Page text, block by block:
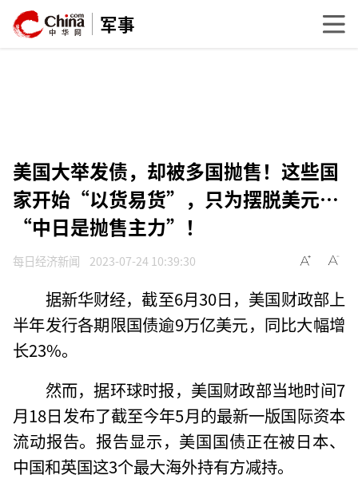
军事
美国大举发债，却被多国抛售！这些国
家开始“以货易货”，只为摆脱美元…
“中日是抛售主力”！
每日经济新闻 2023-07-24 10:39:30
据新华财经，截至6月30日，美国财政部上
半年发行各期限国债逾9万亿美元，同比大幅增
长23%。
然而，据环球时报，美国财政部当地时间7
月18日发布了截至今年5月的最新一版国际资本
流动报告。报告显示，美国国债正在被日本、
中国和英国这3个最大海外持有方减持。